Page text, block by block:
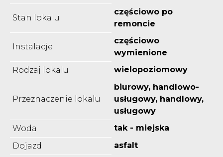
Stan lokalu
częściowo po
remoncie
Instalacje
częściowo
wymienione
Rodzaj lokalu
wielopoziomowy
Przeznaczenie lokalu
biurowy, handlowo-
usługowy, handlowy,
usługowy
Woda
tak - miejska
Dojazd
asfalt